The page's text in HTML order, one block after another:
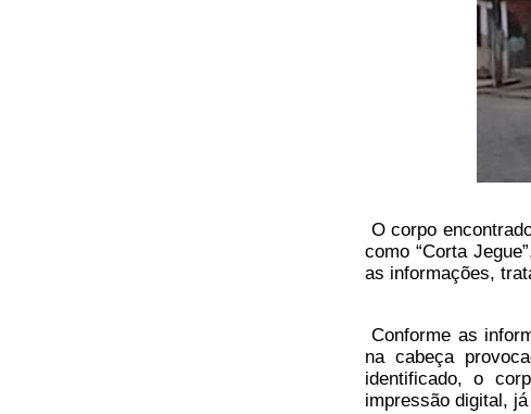
Ocorpo
como “Corta
as informações,
Conforme as
na cabeça
identificado, o
impressão digital,